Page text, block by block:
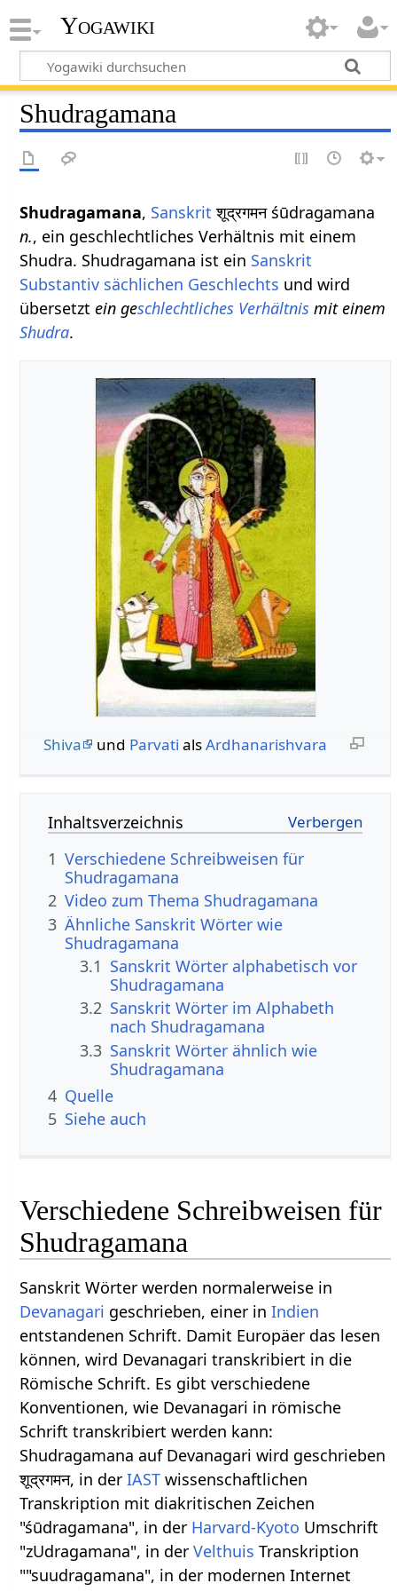
Yogawiki
Shudragamana
Shudragamana, Sanskrit शूद्रगमन śūdragamana
n., ein geschlechtliches Verhältnis mit einem
Shudra. Shudragamana ist ein Sanskrit
Substantiv sächlichen Geschlechts und wird
übersetztein geschlechtliches Verhältnis mit einem
Shudra.
Shiva und Parvati alsArdhanarishvara
Inhaltsverzeichnis
1 Verschiedene Schreibweisen für
Shudragamana
2 Video zum Thema Shudragamana
3 Ähnliche Sanskrit Wörter wie
Shudragamana
3.1 Sanskrit Wörter alphabetisch vor
Shudragamana
3.2 Sanskrit Wörter im Alphabeth
nach Shudragamana
3.3 Sanskrit Wörter ähnlich wie
Shudragamana
4 Quelle
5 Siehe auch
Verschiedene Schreibweisen für
Shudragamana
Sanskrit Wörter werden normalerweise in
Devanagari geschrieben, einer inIndien
entstandenen Schrift. Damit Europäer das lesen
können, wird Devanagari transkribiert in die
Römische Schrift. Es gibt verschiedene
Konventionen, wie Devanagari in römische
Schrift transkribiert werden kann:
Shudragamana auf Devanagari wird geschrieben
शूद्रगमन, in derIAST wissenschaftlichen
Transkription mit diakritischen Zeichen
"śūdragamana", in der Harvard-Kyoto Umschrift
"zUdragamana", in derVelthuis Transkription
""suudragamana", in der modernen Internet